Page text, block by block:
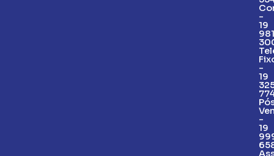
-
19
-
19
-
19